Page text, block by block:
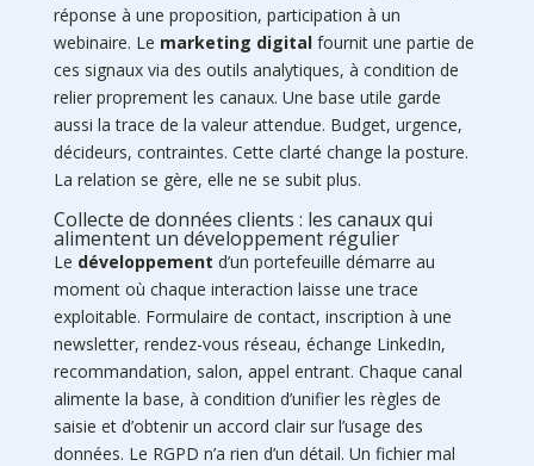
réponse à une proposition, participation à un
webinaire. Le marketing digitalfournit une partie de
ces signaux via des outils analytiques, à condition de
relier proprement les canaux. Une base utile garde
aussi la trace de la valeur attendue. Budget, urgence,
décideurs, contraintes. Cette clarté change la posture.
La relation se gère, elle ne se subit plus.
Collecte de données clients : les canaux qui
alimentent un développement régulier
Le développement d’un portefeuille démarre au
moment où chaque interaction laisse une trace
exploitable. Formulaire de contact, inscription à une
newsletter, rendez-vous réseau, échange LinkedIn,
recommandation, salon, appel entrant. Chaque canal
alimente la base, à condition d’unifier les règles de
saisie et d’obtenir un accord clair sur l’usage des
données. Le RGPD n’a rien d’un détail. Un fichier mal